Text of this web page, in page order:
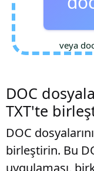
veya
DOC
TXT'te
DOC
birleştirin. Bu
uygulaması,